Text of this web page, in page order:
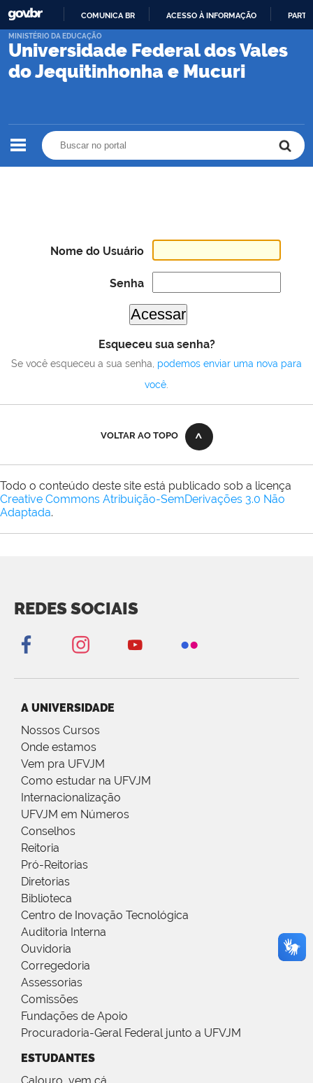
PARA
CONTEÚDO
COMUNICA BR ACESSO À INFORMAÇÃO
Universidade Federal dos Vales
do Jequitinhonha e Mucuri
MINISTÉRIO DA EDUCAÇÃO
Nome do Usuário
Senha
Esqueceu sua senha?
Se você esqueceu a sua senha, podemos enviar uma nova para
você
VOLTAR AO TOPO
Todo o conteúdo deste site está publicado sob a licença
Creative Commons Atribuição-SemDerivações 3.0 Não
Adaptada.
REDES SOCIAIS
A UNIVERSIDADE
Nossos Cursos
Onde estamos
Vem pra UFVJM
Como estudar na UFVJM
Internacionalização
UFVJM em Números
Conselhos
Reitoria
Pró-Reitorias
Diretorias
Biblioteca
Centro de Inovação Tecnológica
Auditoria Interna
Ouvidoria
Corregedoria
Assessorias
Comissões
Fundações de Apoio
Procuradoria-Geral Federal junto a UFVJM
ESTUDANTES